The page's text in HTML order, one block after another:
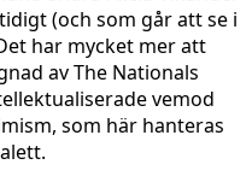
(och som går att se i
har mycket mer att
av The Nationals
vemod
som här hanteras